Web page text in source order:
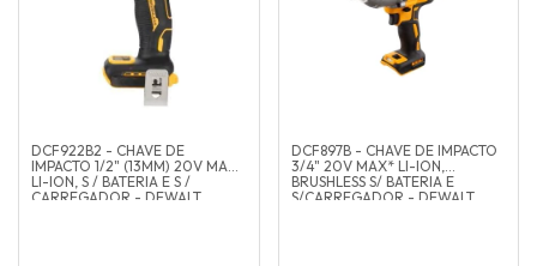
DCF922B2 - CHAVE DE
IMPACTO 1/2" (13MM) 20V MAX*
LI-ION, S / BATERIA E S /
CARREGADOR - DEWALT
DCF897B - CHAVE DE IMPACTO
3/4" 20V MAX* LI-ION,
BRUSHLESS S/ BATERIA E
S/CARREGADOR - DEWALT